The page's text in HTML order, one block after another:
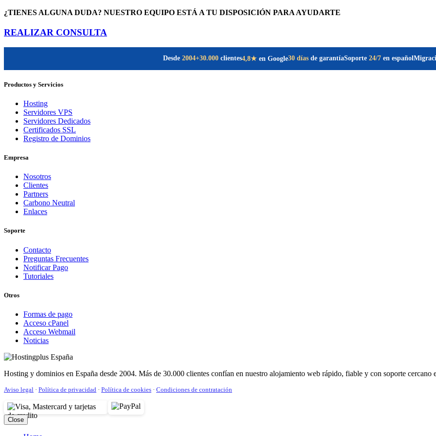
¿TIENES ALGUNA DUDA? NUESTRO EQUIPO ESTÁ A TU DISPOSICIÓN PARA AYUDARTE
REALIZAR CONSULTA
Desde 2004+30.000 clientes4,8★ en Google30 días de garantíaSoporte 24/7 en español
Productos y Servicios
Hosting
Servidores VPS
Servidores Dedicados
Certificados SSL
Registro de Dominios
Empresa
Nosotros
Clientes
Partners
Carbono Neutral
Enlaces
Soporte
Contacto
Preguntas Frecuentes
Notificar Pago
Tutoriales
Otros
Formas de pago
Acceso cPanel
Acceso Webmail
Noticias
Hosting y dominios en España desde 2004. Más de 30.000 clientes confían en nuestro alojamiento web rápido, fiable y con soporte cercano
Aviso legal · Política de privacidad · Política de cookies · Condiciones de contratación
Close